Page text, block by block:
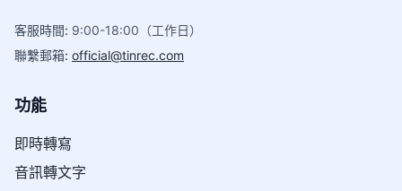
客服時間: 9:00-18:00（工作日）
聯繫郵箱: official@tinrec.com
功能
即時轉寫
音訊轉文字